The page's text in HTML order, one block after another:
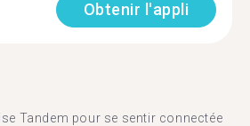
Obtenir l'appli
Tandem pour se sentir connectée